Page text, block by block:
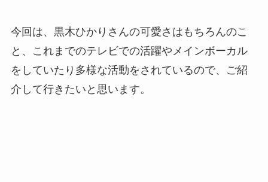
今回は、黒木ひかりさんの可愛さはもちろんのこ
と、これまでのテレビでの活躍やメインボーカル
をしていたり多様な活動をされているので、ご紹
介して行きたいと思います。